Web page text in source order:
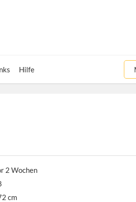
Hilfe
2 Wochen
cm